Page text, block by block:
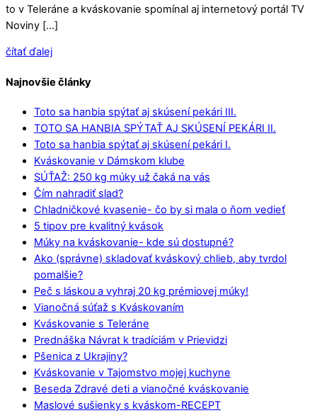
to v Teleráne a kváskovanie spomínal aj internetový portál TV
Noviny […]
čítať ďalej
Najnovšie články
Toto sa hanbia spýtať aj skúsení pekári III.
TOTO SA HANBIA SPÝTAŤ AJ SKÚSENÍ PEKÁRI II.
Toto sa hanbia spýtať aj skúsení pekári I.
Kváskovanie v Dámskom klube
SÚŤAŽ: 250 kg múky už čaká na vás
Čím nahradiť slad?
Chladničkové kvasenie- čo by si mala o ňom vedieť
5 tipov pre kvalitný kvások
Múky na kváskovanie- kde sú dostupné?
Ako (správne) skladovať kváskový chlieb, aby tvrdol
pomalšie?
Peč s láskou a vyhraj 20 kg prémiovej múky!
Vianočná súťaž s Kváskovaním
Kváskovanie s Teleráne
Prednáška Návrat k tradíciám v Prievidzi
Pšenica z Ukrajiny?
Kváskovanie v Tajomstvo mojej kuchyne
Beseda Zdravé deti a vianočné kváskovanie
Maslové sušienky s kváskom-RECEPT